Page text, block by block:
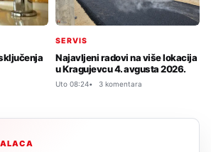
SERVIS
Najavljeni radovi na više lokacija
u Kragujevcu 4. avgusta 2026.
Uto 08:24 3 komentara